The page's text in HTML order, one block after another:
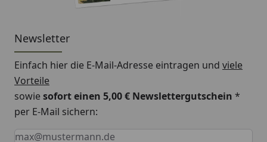
Newsletter
Einfach hier die E-Mail-Adresse eintragen und viele
Vorteile
sowiesofort einen 5,00 € Newslettergutschein *
per E-Mail sichern:
Keine Eingabe erforderlich
Eingabe erforderlich
E-Mail *